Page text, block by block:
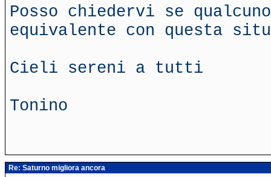
Posso chiedervi se
equivalente con questa
Cieli sereni a tutti
Tonino
Re: Saturno migliora ancora